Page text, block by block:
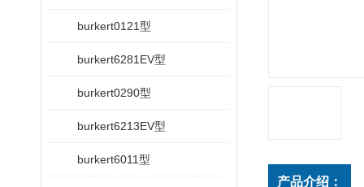
burkert0121型
burkert6281EV型
burkert0290型
burkert6213EV型
burkert6011型
产品介绍：